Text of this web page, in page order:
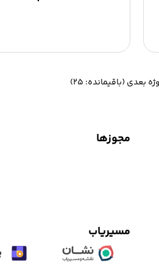
گروه تجهیزات پزشکی رئوف به
پزشکی، همراه با تکنولوژی‌های
مجوزها
مسیریاب